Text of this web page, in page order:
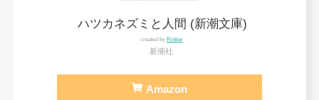
ハツカネズミと人間 (新潮文庫)
created by Rinker
新潮社
Amazon